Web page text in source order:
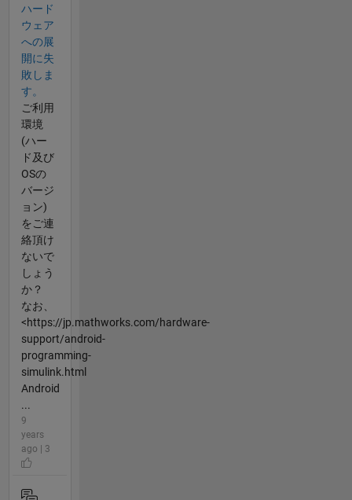
ハード
ウェア
への展
開に失
敗しま
す。
ご利用
環境
(ハー
ド及び
OSの
バージ
ョン)
をご連
絡頂け
ないで
しょう
か？
なお、
<https://jp.mathworks.com/hardware-
support/android-
programming-
simulink.html
Android
...
9
years
ago | 3